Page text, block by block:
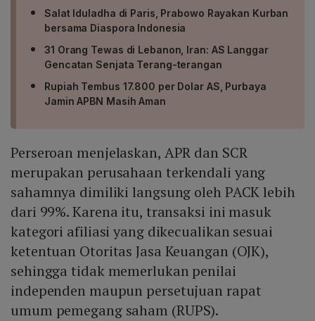
Salat Iduladha di Paris, Prabowo Rayakan Kurban
bersama Diaspora Indonesia
31 Orang Tewas di Lebanon, Iran: AS Langgar
Gencatan Senjata Terang-terangan
Rupiah Tembus 17.800 per Dolar AS, Purbaya
Jamin APBN Masih Aman
Perseroan menjelaskan, APR dan SCR
merupakan perusahaan terkendali yang
sahamnya dimiliki langsung oleh PACK lebih
dari 99%. Karena itu, transaksi ini masuk
kategori afiliasi yang dikecualikan sesuai
ketentuan Otoritas Jasa Keuangan (OJK),
sehingga tidak memerlukan penilai
independen maupun persetujuan rapat
umum pemegang saham (RUPS).